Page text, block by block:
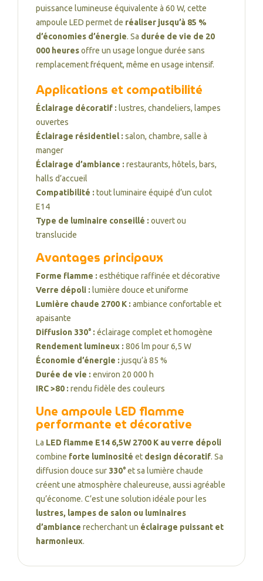
puissance lumineuse équivalente à 60 W, cette
ampoule LED permet de réaliser jusqu’à 85 %
d’économies d’énergie. Sa durée de vie de 20
000 heuresoffre un usage longue durée sans
remplacement fréquent, même en usage intensif.
Applications et compatibilité
Éclairage décoratif : lustres, chandeliers, lampes
ouvertes
Éclairage résidentiel : salon, chambre, salle à
manger
Éclairage d’ambiance : restaurants, hôtels, bars,
halls d’accueil
Compatibilité : tout luminaire équipé d’un culot
E14
Type de luminaire conseillé : ouvert ou
translucide
Avantages principaux
Forme flamme : esthétique raffinée et décorative
Verre dépoli : lumière douce et uniforme
Lumière chaude 2700 K : ambiance confortable et
apaisante
Diffusion 330° : éclairage complet et homogène
Rendement lumineux : 806 lm pour 6,5 W
Économie d’énergie : jusqu’à 85 %
Durée de vie : environ 20 000 h
IRC >80 : rendu fidèle des couleurs
Une ampoule LED flamme
performante et décorative
La LED flamme E14 6,5W 2700 K au verre dépoli
combine forte luminosité et design décoratif. Sa
diffusion douce sur 330°et sa lumière chaude
créent une atmosphère chaleureuse, aussi agréable
qu’économe. C’est une solution idéale pour les
lustres, lampes de salon ou luminaires
d’ambiance recherchant un éclairage puissant et
harmonieux.